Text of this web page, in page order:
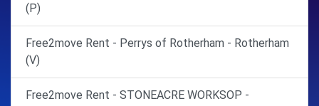
(P)
Free2move Rent - Perrys of Rotherham - Rotherham
(V)
Free2move Rent - STONEACRE WORKSOP -